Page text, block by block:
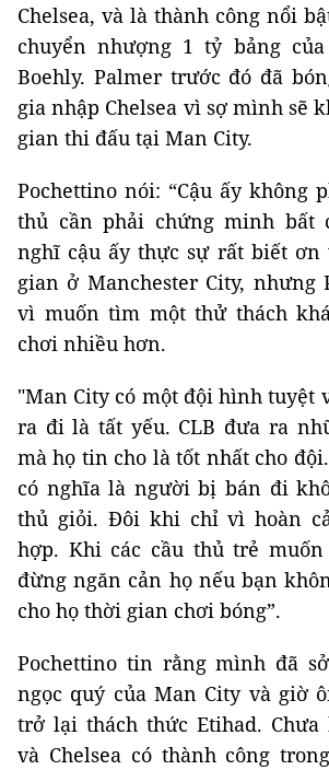
Chelsea, và là thành công nổi
chuyển nhượng 1 tỷ bảng
Boehly. Palmer trước đó đã
gia nhập Chelsea vì sợ mình sẽ
gian thi đấu tại Man City.
Pochettino nói: “Cậu ấy không
thủ cần phải chứng minh bất
nghĩ cậu ấy thực sự rất biết ơn
gian ở Manchester City, nhưng
vì muốn tìm một thử thách
chơi nhiều hơn.
"Man City có một đội hình tuyệt
ra đi là tất yếu. CLB đưa ra
mà họ tin cho là tốt nhất cho
có nghĩa là người bị bán đi
thủ giỏi. Đôi khi chỉ vì hoàn
hợp. Khi các cầu thủ trẻ
đừng ngăn cản họ nếu bạn
cho họ thời gian chơi bóng”.
Pochettino tin rằng mình đã
ngọc quý của Man City và giờ
trở lại thách thức Etihad. Chưa
và Chelsea có thành công